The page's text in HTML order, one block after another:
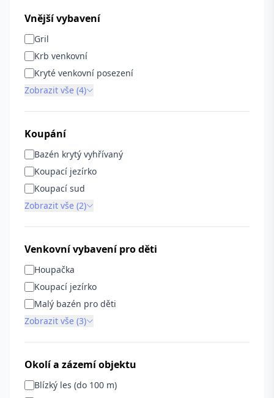
Vnější vybavení
Gril
Krb venkovní
Kryté venkovní posezení
Zobrazit vše (4)
Koupání
Bazén krytý vyhřívaný
Koupací jezírko
Koupací sud
Zobrazit vše (2)
Venkovní vybavení pro děti
Houpačka
Koupací jezírko
Malý bazén pro děti
Zobrazit vše (3)
Okolí a zázemí objektu
Blízký les (do 100 m)